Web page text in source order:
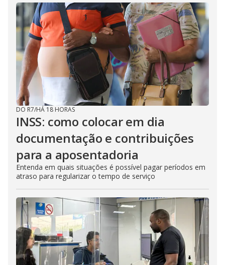
d
e
o
DO R7/HÁ 18 HORAS
INSS: como colocar em dia
documentação e contribuições
para a aposentadoria
Entenda em quais situações é possível pagar períodos em
atraso para regularizar o tempo de serviço